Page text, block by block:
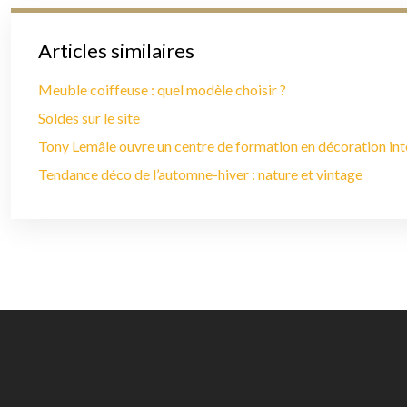
Articles similaires
Meuble coiffeuse : quel modèle choisir ?
Soldes sur le site
Tony Lemâle ouvre un centre de formation en décoration
Tendance déco de l’automne-hiver : nature et vintage